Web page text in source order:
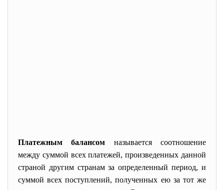
Платежным балансом называется соотношение
между суммой всех платежей, произведенных данной
страной другим странам за определенный период, и
суммой всех поступлений, полученных ею за тот же